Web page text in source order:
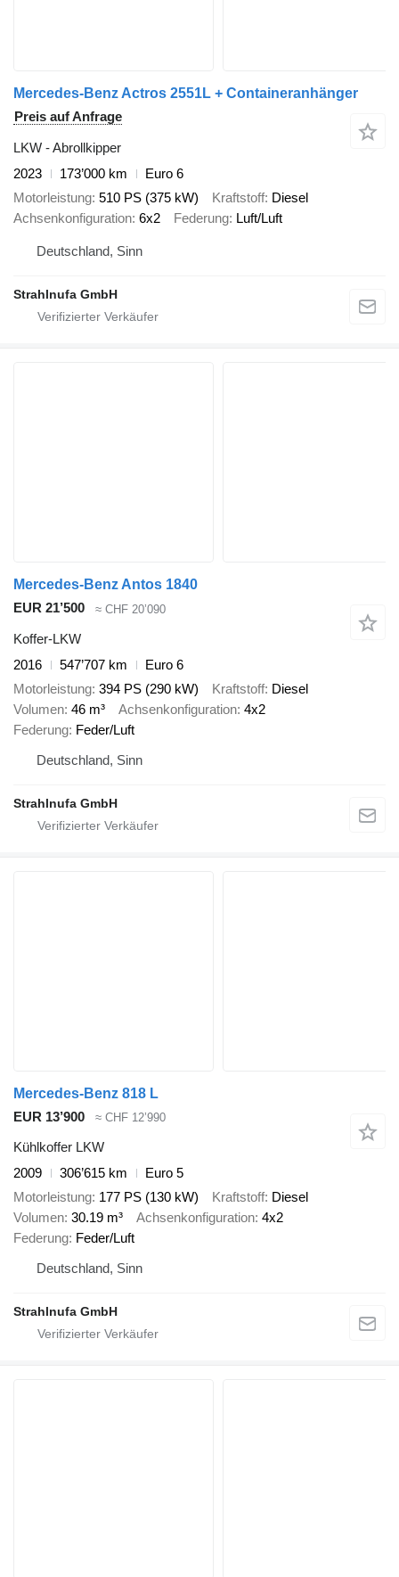
Mercedes-Benz Actros 2551L + Containeranhänger
Preis auf Anfrage
LKW - Abrollkipper
2023
173’000 km
Euro 6
Motorleistung 510 PS (375 kW) Kraftstoff Diesel
Achsenkonfiguration 6x2 Federung Luft/Luft
Deutschland, Sinn
Strahlnufa GmbH
Mercedes-Benz Antos 1840
EUR 21’500
≈ CHF 20’090
Koffer-LKW
2016
547’707 km
Euro 6
Motorleistung 394 PS (290 kW) Kraftstoff Diesel
Volumen 46 m³ Achsenkonfiguration 4x2
Federung Feder/Luft
Deutschland, Sinn
Strahlnufa GmbH
Mercedes-Benz 818 L
EUR 13’900
≈ CHF 12’990
Kühlkoffer LKW
2009
306’615 km
Euro 5
Motorleistung 177 PS (130 kW) Kraftstoff Diesel
Volumen 30.19 m³ Achsenkonfiguration 4x2
Federung Feder/Luft
Deutschland, Sinn
Strahlnufa GmbH